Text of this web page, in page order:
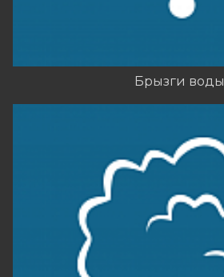
Брызги воды